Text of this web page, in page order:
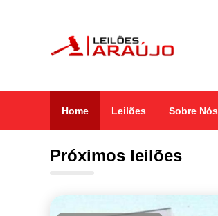
Home Leilões Sobre Nós
Próximos leilões